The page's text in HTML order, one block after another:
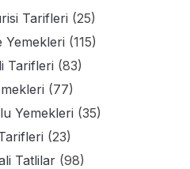
Tarifleri (25)
Yemekleri (115)
Tarifleri (83)
(77)
Yemekleri (35)
(23)
Tatlilar(98)